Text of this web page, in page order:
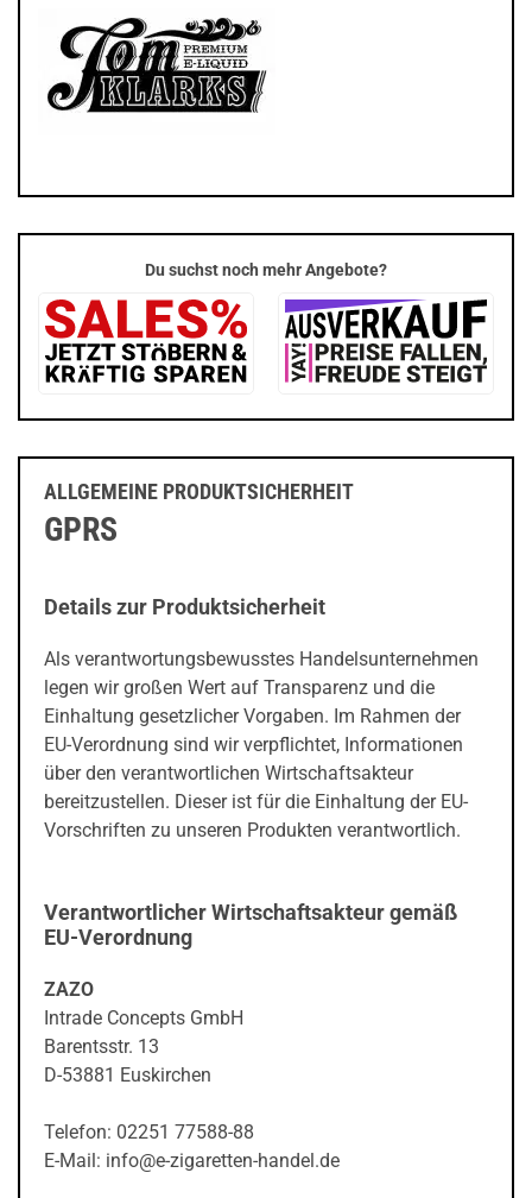
Du suchst noch mehr Angebote?
ALLGEMEINE PRODUKTSICHERHEIT
GPRS
Details zur Produktsicherheit
Als verantwortungsbewusstes Handelsunternehmen
legen wir großen Wert auf Transparenz und die
Einhaltung gesetzlicher Vorgaben. Im Rahmen der
EU-Verordnung sind wir verpflichtet, Informationen
über den verantwortlichen Wirtschaftsakteur
bereitzustellen. Dieser ist für die Einhaltung der EU-
Vorschriften zu unseren Produkten verantwortlich.
Verantwortlicher Wirtschaftsakteur gemäß
EU-Verordnung
ZAZO
Intrade Concepts GmbH
Barentsstr. 13
D-53881 Euskirchen
Telefon: 02251 77588-88
E-Mail: info@e-zigaretten-handel.de